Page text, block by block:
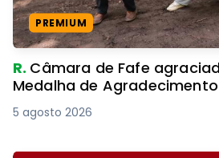
PREMIUM
R. Câmara de Fafe agraciada
Medalha de Agradecimento
5 agosto 2026